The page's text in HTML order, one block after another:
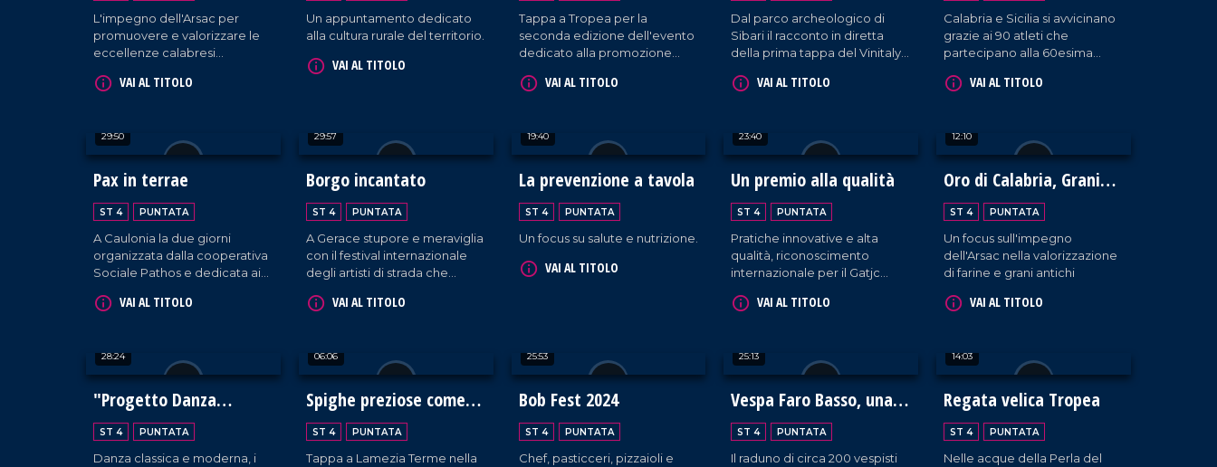
L'impegno dell'Arsac per
promuovere e valorizzare le
eccellenze calabresi
territoriale. Tra i prodotti
Minulio.
VAI AL TITOLO
Un appuntamento dedicato
alla cultura rurale del territorio.
VAI AL TITOLO
Tappa a Tropea per la
seconda edizione dell'evento
dedicato alla promozione
VAI AL TITOLO
Dal parco archeologico di
Sibari il racconto in diretta
della prima tappa del Vinitaly
VAI AL TITOLO
Calabria e Sicilia si avvicinano
grazie ai 90 atleti che
partecipano alla 60esima
Stretto, la storica gara di
VAI AL TITOLO
29:50
Pax in terrae
ST 4 PUNTATA
A Caulonia la due giorni
organizzata dalla cooperativa
Sociale Pathos e dedicata ai
dell'accoglienza.
VAI AL TITOLO
29:57
Borgo incantato
ST 4 PUNTATA
A Gerace stupore e meraviglia
con il festival internazionale
degli artisti di strada che
VAI AL TITOLO
19:40
La prevenzione a tavola
ST 4 PUNTATA
Un focus su salute e nutrizione.
VAI AL TITOLO
23:40
Un premio alla qualità
ST 4 PUNTATA
Pratiche innovative e alta
qualità, riconoscimento
internazionale per il Gatjc
VAI AL TITOLO
12:10
Oro di Calabria, Grani
Antichi e Biodiversità
ST 4 PUNTATA
Un focus sull'impegno
dell'Arsac nella valorizzazione
di farine e grani antichi
VAI AL TITOLO
28:24
"Progetto Danza
Calabria"
ST 4 PUNTATA
Danza classica e moderna, i
06:06
Spighe preziose come
l'oro
ST 4 PUNTATA
Tappa a Lamezia Terme nella
25:53
Bob Fest 2024
ST 4 PUNTATA
Chef, pasticceri, pizzaioli e
25:13
Vespa Faro Basso, una
dea sulla Costa degli
Dei
ST 4 PUNTATA
Il raduno di circa 200 vespisti
14:03
Regata velica Tropea
ST 4 PUNTATA
Nelle acque della Perla del